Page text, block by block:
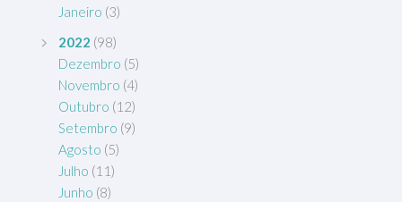
Janeiro (3)
2022 (98)
Dezembro (5)
Novembro (4)
Outubro (12)
Setembro (9)
Agosto (5)
Julho (11)
Junho (8)